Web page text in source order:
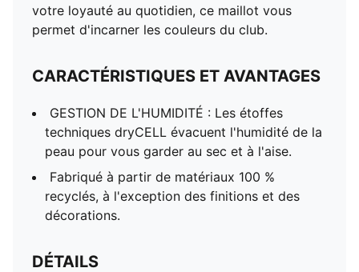
votre loyauté au quotidien, ce maillot vous
permet d'incarner les couleurs du club.
CARACTÉRISTIQUES ET AVANTAGES
GESTION DE L'HUMIDITÉ : Les étoffes
techniques dryCELL évacuent l'humidité de la
peau pour vous garder au sec et à l'aise.
Fabriqué à partir de matériaux 100 %
recyclés, à l'exception des finitions et des
décorations.
DÉTAILS